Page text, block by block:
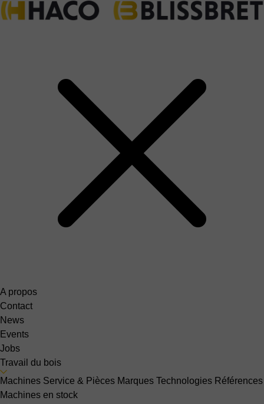
A propos
Contact
News
Events
Jobs
Travail du bois
Machines Service & Pièces Marques Technologies Références
Machines en stock